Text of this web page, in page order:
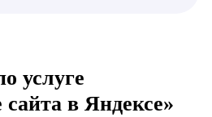
услуге
в Яндексе»